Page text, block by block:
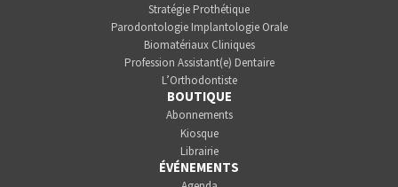
Stratégie Prothétique
Parodontologie Implantologie Orale
Biomatériaux Cliniques
Profession Assistant(e) Dentaire
L’Orthodontiste
BOUTIQUE
Abonnements
Kiosque
Librairie
ÉVÉNEMENTS